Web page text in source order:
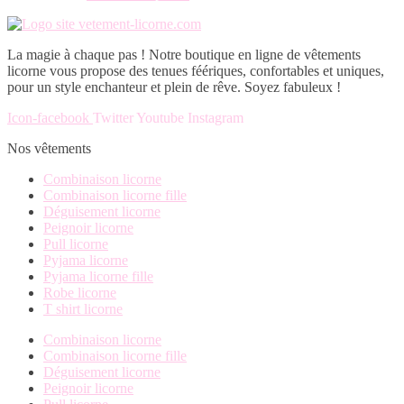
produit
choisies
sur
la
page
du
Les
peuvent
être
choisies
la
a
variations.
Les
options
être
La magie à chaque pas ! Notre boutique en ligne de vêtements
licorne vous propose des tenues féériques, confortables et uniques,
pour un style enchanteur et plein de rêve. Soyez fabuleux !
Icon-facebook Twitter Youtube Instagram
Nos vêtements
Combinaison licorne
Combinaison licorne fille
Déguisement licorne
Peignoir licorne
Pull licorne
Pyjama licorne
Pyjama licorne fille
Robe licorne
T shirt licorne
Combinaison licorne
Combinaison licorne fille
Déguisement licorne
Peignoir licorne